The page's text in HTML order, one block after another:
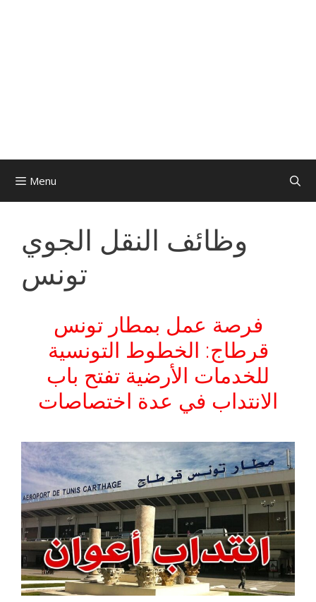
Menu
وظائف النقل الجوي
تونس
فرصة عمل بمطار تونس
قرطاج: الخطوط التونسية
للخدمات الأرضية تفتح باب
الانتداب في عدة اختصاصات